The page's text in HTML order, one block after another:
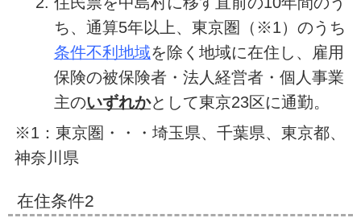
ち、通算5年以上、東京圏（※1）のうち
条件不利地域を除く地域に在住し、雇用
保険の被保険者・法人経営者・個人事業
主のいずれかとして東京23区に通勤。
※1：東京圏・・・埼玉県、千葉県、東京都、
神奈川県
在住条件2